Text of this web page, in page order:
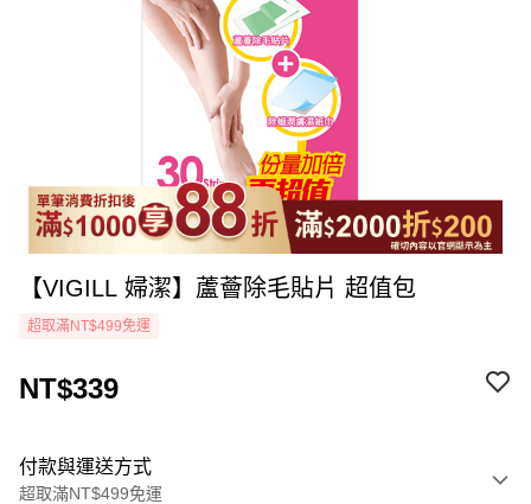
【VIGILL 婦潔】蘆薈除毛貼片 超值包
超取滿NT$499免運
NT$339
付款與運送方式
超取滿NT$499免運